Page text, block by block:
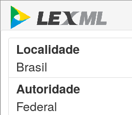
Localidade
Brasil
Autoridade
Federal